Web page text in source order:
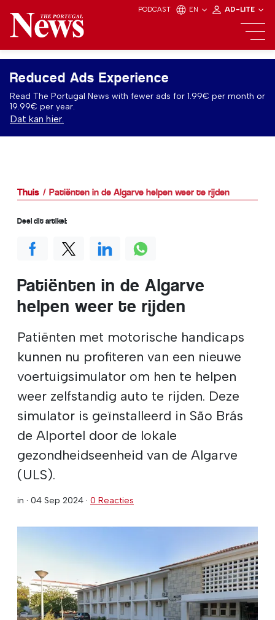
PODCAST EN AD-LITE
Reduced Ads Experience
Read The Portugal News with fewer ads for 1.99€ per month or
19.99€ per year.
Dat kan hier.
Thuis Patiënten in de Algarve helpen weer te rijden
Patiënten in de Algarve
helpen weer te rijden
Patiënten met motorische handicaps
kunnen nu profiteren van een nieuwe
voertuigsimulator om hen te helpen
weer zelfstandig auto te rijden. Deze
simulator is geïnstalleerd in São Brás
de Alportel door de lokale
gezondheidseenheid van de Algarve
(ULS).
in · 04 Sep 2024 · 0 Reacties
Deel dit artikel: